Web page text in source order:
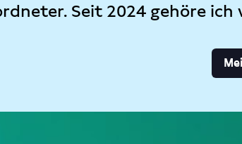
Seit 2024 gehöre